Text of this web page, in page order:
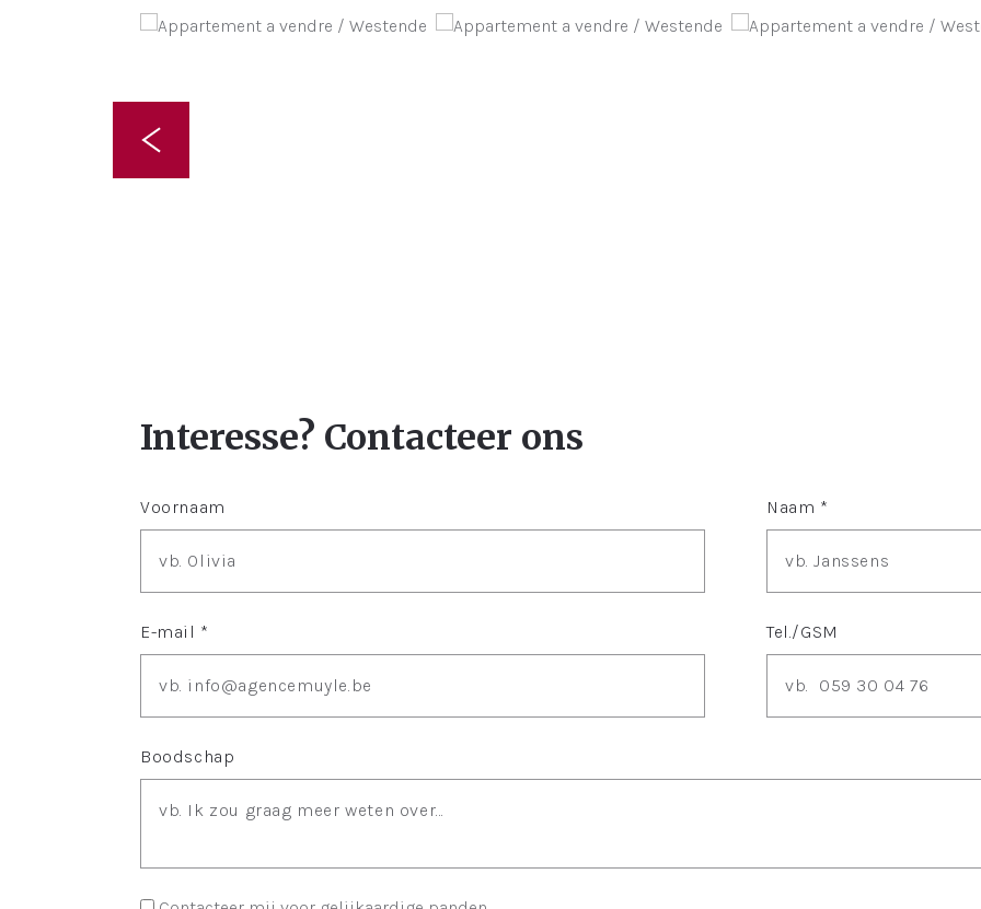
Interesse? Contacteer ons
Voornaam Naam *
E-mail * Tel./GSM
Boodschap